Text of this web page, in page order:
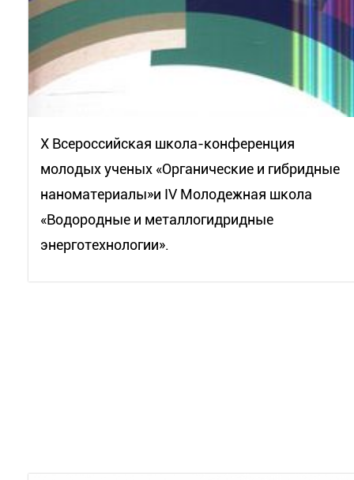
Х Всероссийская школа-конференция
молодых ученых «Органические и гибридные
наноматериалы»и IV Молодежная школа
«Водородные и металлогидридные
энерготехнологии».